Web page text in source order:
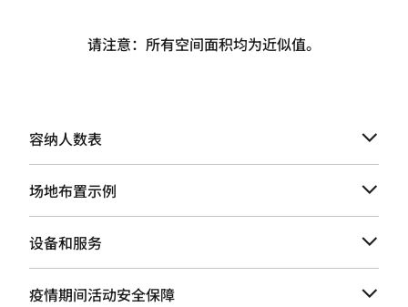
请注意：所有空间面积均为近似值。
容纳人数表
场地布置示例
设备和服务
疫情期间活动安全保障